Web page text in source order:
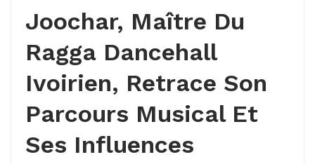
Joochar, Maître Du
Ragga Dancehall
Ivoirien, Retrace Son
Parcours Musical Et
Ses Influences